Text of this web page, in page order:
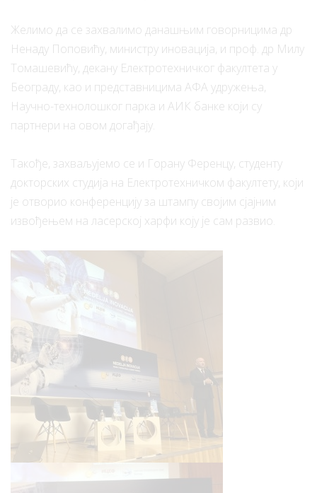
Желимо да се захвалимо данашњим говорницима др
Ненаду Поповићу, министру иновација, и проф. др Милу
Томашевићу, декану Електротехничког факултета у
Београду, као и представницима АФА удружења,
Научно-технолошког парка и АИК банке који су
партнери на овом догађају.
Такође, захваљујемо се и Горану Ференцу, студенту
докторских студија на Електротехничком факултету, који
је отворио конференцију за штампу својим сјајним
извођењем на ласерској харфи коју је сам развио.